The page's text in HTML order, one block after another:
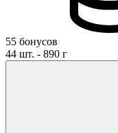
55 бонусов
44 шт. - 890 г